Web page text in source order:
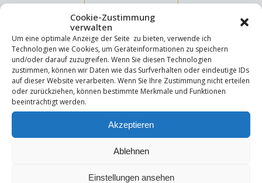
Cookie-Zustimmung
verwalten
Um eine optimale Anzeige der Seite zu bieten, verwende ich
Technologien wie Cookies, um Geräteinformationen zu speichern
und/oder darauf zuzugreifen. Wenn Sie diesen Technologien
zustimmen, können wir Daten wie das Surfverhalten oder eindeutige IDs
auf dieser Website verarbeiten. Wenn Sie Ihre Zustimmung nicht erteilen
oder zurückziehen, können bestimmte Merkmale und Funktionen
beeinträchtigt werden.
Akzeptieren
Ablehnen
Einstellungen ansehen
WEITERLESEN
Suchen
Suchen
Letzte Beiträge
Die Mentale Sicherheitsarchitektur